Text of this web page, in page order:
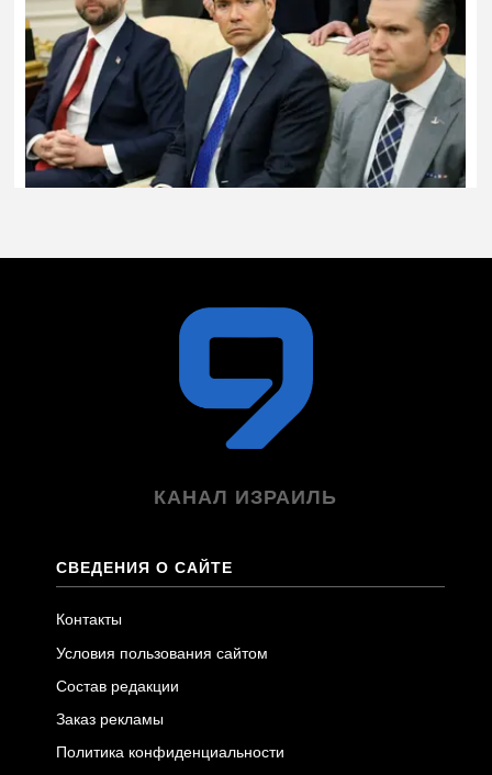
КАНАЛ ИЗРАИЛЬ
СВЕДЕНИЯ О САЙТЕ
Контакты
Условия пользования сайтом
Состав редакции
Заказ рекламы
Политика конфиденциальности